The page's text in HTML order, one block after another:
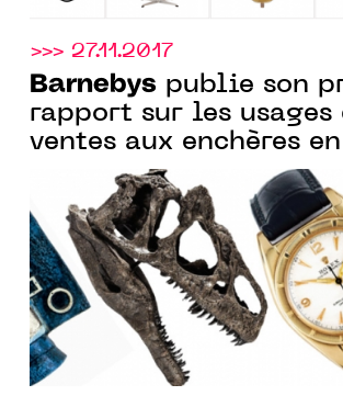
>>> 27.11.2017
Barnebys publie son
rapport sur les usages
ventes aux enchères